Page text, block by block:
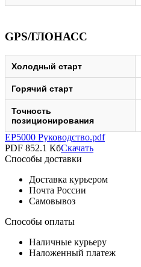
GPS/ГЛОНАСС
Холодный старт
Горячий старт
Точность
позиционирования
EP5000 Руководство.pdf
PDF 852.1 КбСкачать
Способы доставки
Доставка курьером
Почта России
Самовывоз
Способы оплаты
Наличные курьеру
Наложенный платеж